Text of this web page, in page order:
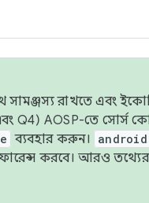
রাখতে এবং
Q4) AOSP-তে সোর্স
ব্যবহার করুন।
করবে। আরও